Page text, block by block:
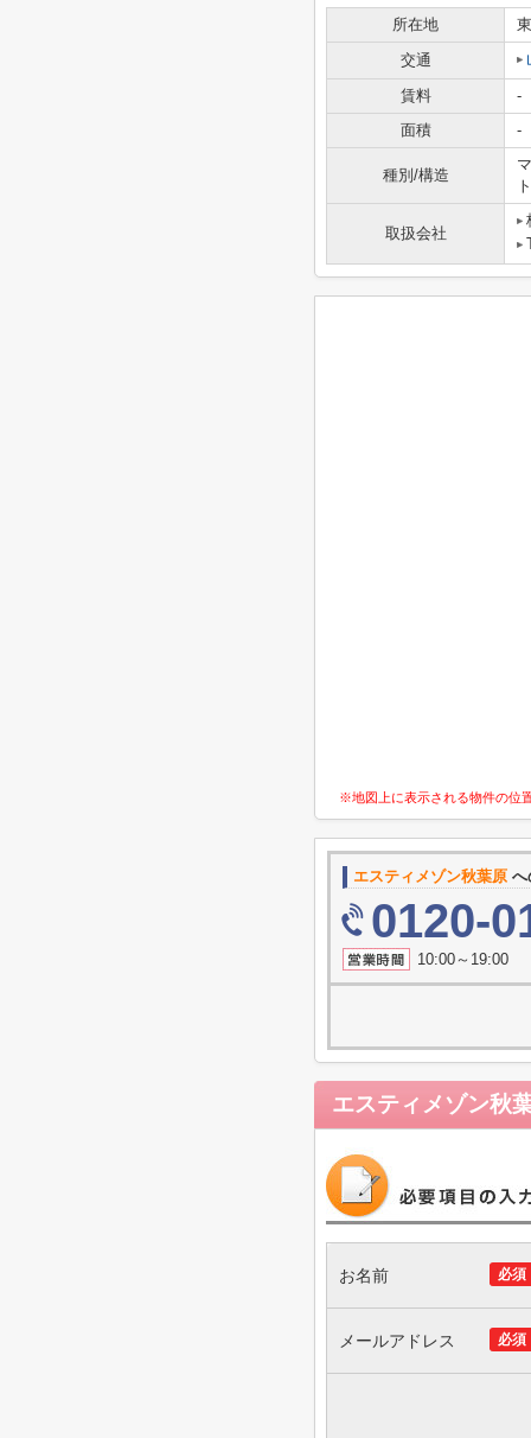
所在地
交通
賃料
-
面積
-
種別/構造
ト
取扱会社
※地図上に表示される物件の位
エスティメゾン秋葉原 へ
0120-
10:00～19:00
エスティメゾン秋
必須
お名前
必須
メールアドレス